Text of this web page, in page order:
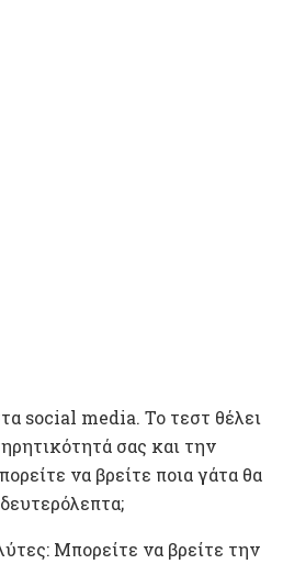
social media. Το τεστ θέλει
σας και την
να βρείτε ποια γάτα θα
Mπορείτε να βρείτε την